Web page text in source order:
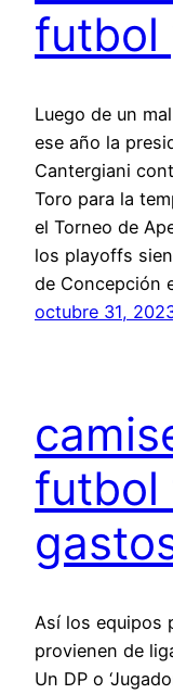
futbol
Luego de un
ese año la
Cantergiani
Toro para la
el Torneo de
los playoffs
de Concepción
octubre 31,
futbol
Así los equipos
provienen de
Un DP o